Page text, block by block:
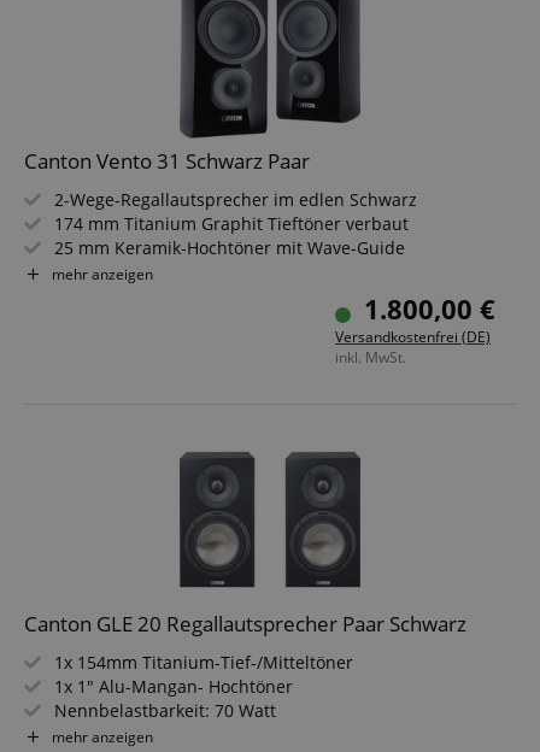
Canton Vento 31 Schwarz Paar
2-Wege-Regallautsprecher im edlen Schwarz
174 mm Titanium Graphit Tieftöner verbaut
25 mm Keramik-Hochtöner mit Wave-Guide
Kraftvoller Klang mit hoher Detailauflösung
Bassreflex-System für präzisen Tiefbass
Ideal für HiFi, Stereo und Heimkino-Systeme
mehr anzeigen
1.800,00 €
Versandkostenfrei (DE)
inkl. MwSt.
Canton GLE 20 Regallautsprecher Paar Schwarz
1x 154mm Titanium-Tief-/Mitteltöner
1x 1" Alu-Mangan- Hochtöner
Nennbelastbarkeit: 70 Watt
Übertragungsbereich: 42 - 40.000 Hz
mehr anzeigen